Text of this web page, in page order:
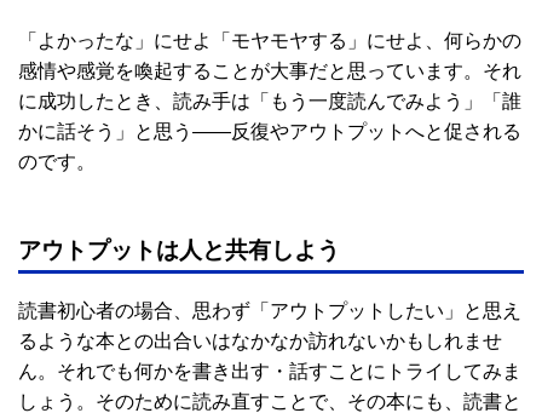
「よかったな」にせよ「モヤモヤする」にせよ、何らかの
感情や感覚を喚起することが大事だと思っています。それ
に成功したとき、読み手は「もう一度読んでみよう」「誰
かに話そう」と思う――反復やアウトプットへと促される
のです。
アウトプットは人と共有しよう
読書初心者の場合、思わず「アウトプットしたい」と思え
るような本との出合いはなかなか訪れないかもしれませ
ん。それでも何かを書き出す・話すことにトライしてみま
しょう。そのために読み直すことで、その本にも、読書と